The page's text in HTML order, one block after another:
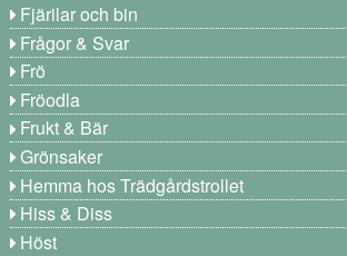
Fjärilar och bin
Frågor & Svar
Frö
Fröodla
Frukt & Bär
Grönsaker
Hemma hos Trädgårdstrollet
Hiss & Diss
Höst